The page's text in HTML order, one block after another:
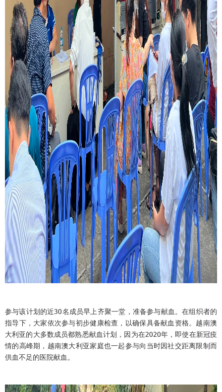
参与该计划的近30名成员早上齐聚一堂，准备参与献血。在组织者的
指导下，大家依次参与初步健康检查，以确保具备献血资格。越南澳
大利亚的大多数成员都熟悉献血计划，因为在2020年，即使在新冠疫
情的高峰期，越南澳大利亚家庭也一起参与向当时因社交距离限制而
供血不足的医院献血。